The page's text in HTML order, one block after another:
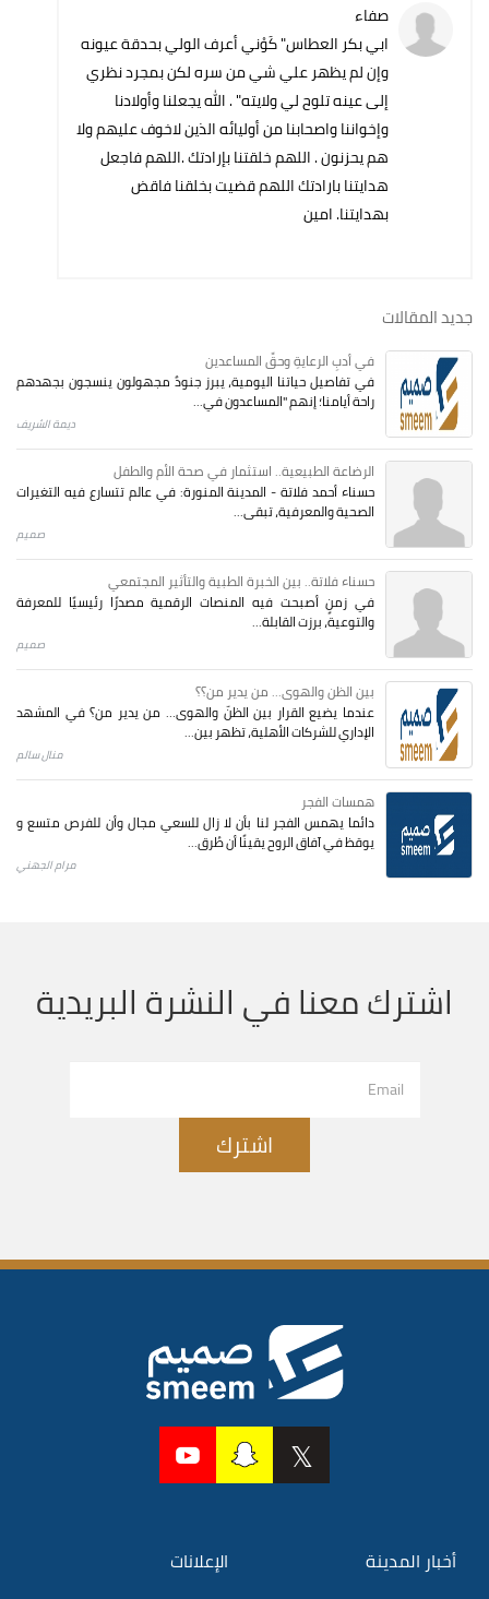
صفاء
ابي بكر العطاس" كَوْني أعرف الولي بحدقة عيونه
وإن لم يظهر علي شي من سره لكن بمجرد نظري
إلى عينه تلوح لي ولايته" . الله يجعلنا وأولادنا
وإخواننا واصحابنا من أوليائه الذين لاخوف عليهم ولا
هم يحزنون . اللهم خلقتنا بإرادتك .اللهم فاجعل
هدايتنا بارادتك اللهم قضيت بخلقنا فاقض
بهدايتنا. امين
جديد المقالات
في أدبِ الرعايةِ وحقِّ المساعدين
في تفاصيل حياتنا اليومية، يبرز جنودٌ مجهولون ينسجون بجهدهم
راحة أيامنا؛ إنهم "المساعدون في...
ديمة الشريف
الرضاعة الطبيعية.. استثمار في صحة الأم والطفل
حسناء أحمد فلاتة - المدينة المنورة: في عالم تتسارع فيه التغيرات
الصحية والمعرفية، تبقى...
صميم
حسناء فلاتة.. بين الخبرة الطبية والتأثير المجتمعي
في زمنٍ أصبحت فيه المنصات الرقمية مصدرًا رئيسيًا للمعرفة
والتوعية، برزت القابلة...
صميم
بين الظن والهوى... من يدير من؟؟
عندما يضيع القرار بين الظنّ والهوى… من يدير من؟ في المشهد
الإداري للشركات الأهلية، تظهر بين...
منال سالم
همسات الفجر
دائما يهمس الفجر لنا بأن لا زال للسعي مجال وأن للفرص متسع و
يوقظ في آفاق الروح يقينًا أن طُرق...
مرام الجهني
اشترك معنا في النشرة البريدية
اشترك
أخبار المدينة
الإعلانات